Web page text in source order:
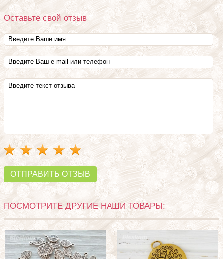
Оставьте свой отзыв
ОТПРАВИТЬ ОТЗЫВ
ПОСМОТРИТЕ ДРУГИЕ НАШИ ТОВАРЫ: